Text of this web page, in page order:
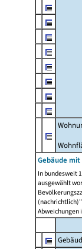
Gebäude
In bundesweit
ausgewählt
Abweichungen